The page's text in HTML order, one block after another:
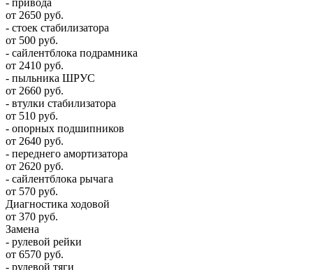
от 2650 руб.
- стоек стабилизатора
от 500 руб.
- сайлентблока подрамника
от 2410 руб.
- пыльника ШРУС
от 2660 руб.
- втулки стабилизатора
от 510 руб.
- опорных подшипников
от 2640 руб.
- переднего амортизатора
от 2620 руб.
- сайлентблока рычага
от 570 руб.
Диагностика ходовой
от 370 руб.
Замена
- рулевой рейки
от 6570 руб.
- рулевой тяги